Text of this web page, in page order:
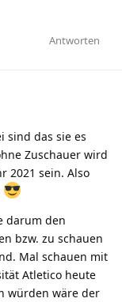
Antworten
sind das sie es
Zuschauer wird
2021 sein. Also
darum den
bzw. zu schauen
Mal schauen mit
Atletico heute
würden wäre der